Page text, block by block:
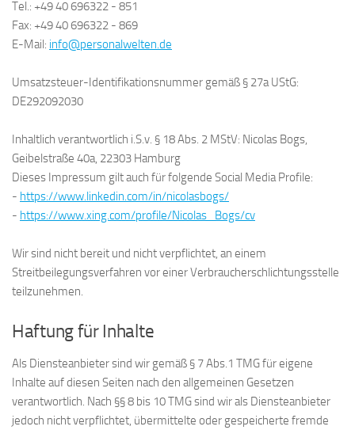
Tel.: +49 40 696322 - 851
Fax: +49 40 696322 - 869
E-Mail: info@personalwelten.de
Umsatzsteuer-Identifikationsnummer gemäß § 27a UStG:
DE292092030
Inhaltlich verantwortlich i.S.v. § 18 Abs. 2 MStV: Nicolas Bogs,
Geibelstraße 40a, 22303 Hamburg
Dieses Impressum gilt auch für folgende Social Media Profile:
- https://www.linkedin.com/in/nicolasbogs/
- https://www.xing.com/profile/Nicolas_Bogs/cv
Wir sind nicht bereit und nicht verpflichtet, an einem
Streitbeilegungsverfahren vor einer Verbraucherschlichtungsstelle
teilzunehmen.
Haftung für Inhalte
Als Diensteanbieter sind wir gemäß § 7 Abs.1 TMG für eigene
Inhalte auf diesen Seiten nach den allgemeinen Gesetzen
verantwortlich. Nach §§ 8 bis 10 TMG sind wir als Diensteanbieter
jedoch nicht verpflichtet, übermittelte oder gespeicherte fremde